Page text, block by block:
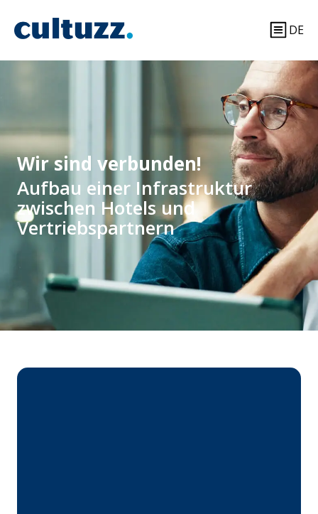
DE
Wir sind verbunden!
Aufbau einer Infrastruktur
zwischen Hotels und
Vertriebspartnern